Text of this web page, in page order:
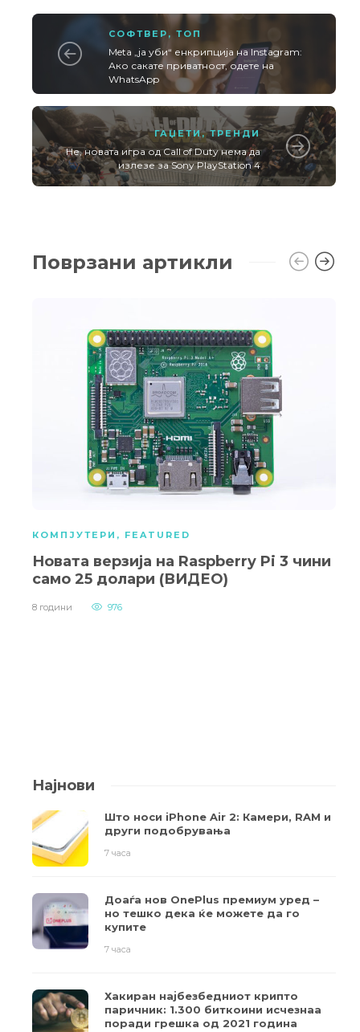
СОФТВЕР , ТОП
Meta „ја уби“ енкрипција на Instagram:
Ако сакате приватност, одете на
WhatsApp
ГАЏЕТИ,ТРЕНДИ
Не, новата игра од Call of Duty нема да
излезе за Sony PlayStation 4
Поврзани артикли
КОМПЈУТЕРИ , FEATURED
Новата верзија на Raspberry Pi 3 чини
само 25 долари (ВИДЕО)
8 години 976
Најнови
Што носи iPhone Air 2: Камери, RAM и
други подобрувања
7 часа
Доаѓа нов OnePlus премиум уред –
но тешко дека ќе можете да го
купите
7 часа
Хакиран најбезбедниот крипто
паричник: 1.300 биткоини исчезнаа
поради грешка од 2021 година